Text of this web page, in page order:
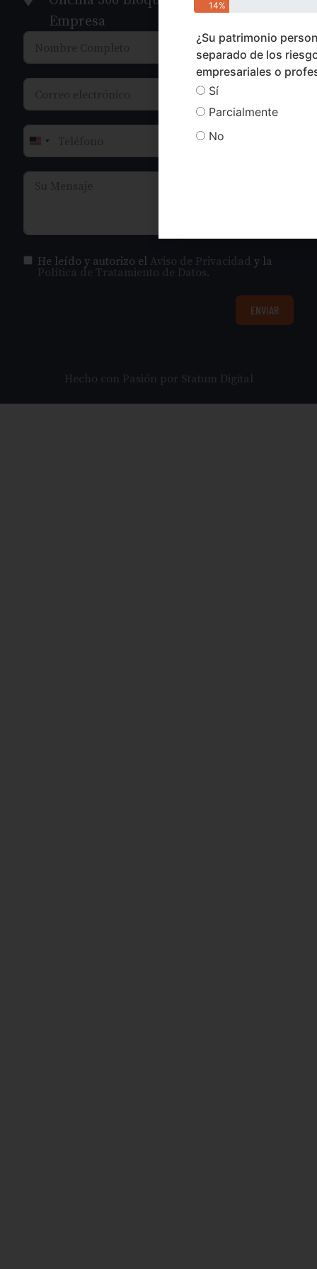
Empresa
United States +1
He leído y autorizo el Aviso de Privacidad y la
Política de Tratamiento de Datos.
ENVIAR
Hecho con Pasión por Statum Digital
14%
¿Su patrimonio
separado de los
empresariales o
Sí
Parcialmente
No